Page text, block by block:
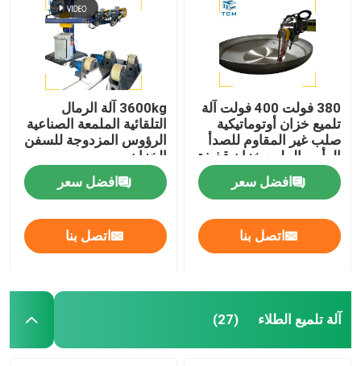
380 فولت 400 فولت آلة
تلميع خزان أوتوماتيكية
صلب غير المقاوم للصدأ
الرأس الملمع خزان قذيفة
الملمع
افضل سعر
اتصل بنا
3600kg آلة الرمال
التلقائية الملمعة الصناعية
الرؤوس المزدوجة للسفن
الخزان
افضل سعر
اتصل بنا
آلة تلميع الطلاء (27)